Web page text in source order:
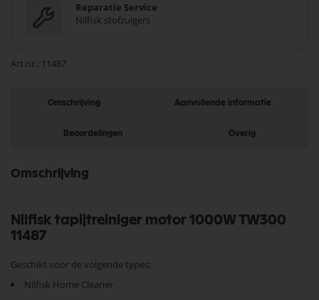
Reparatie Service
Nilfisk stofzuigers
Art.nr. 11487
Omschrijving Aanvullende informatie
Beoordelingen Overig
Omschrijving
Nilfisk tapijtreiniger motor 1000W TW300
11487
Geschikt voor de volgende types:
Nilfisk Home Cleaner